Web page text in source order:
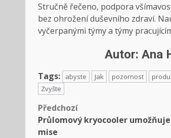
Stručně řečeno, podpora
bez ohrožení duševního zdraví.
vyčerpanými týmy a týmy
Autor: Ana
Tags: abyste Jak pozornost
Zvyšte
Předchozí
Průlomový kryocooler
mise